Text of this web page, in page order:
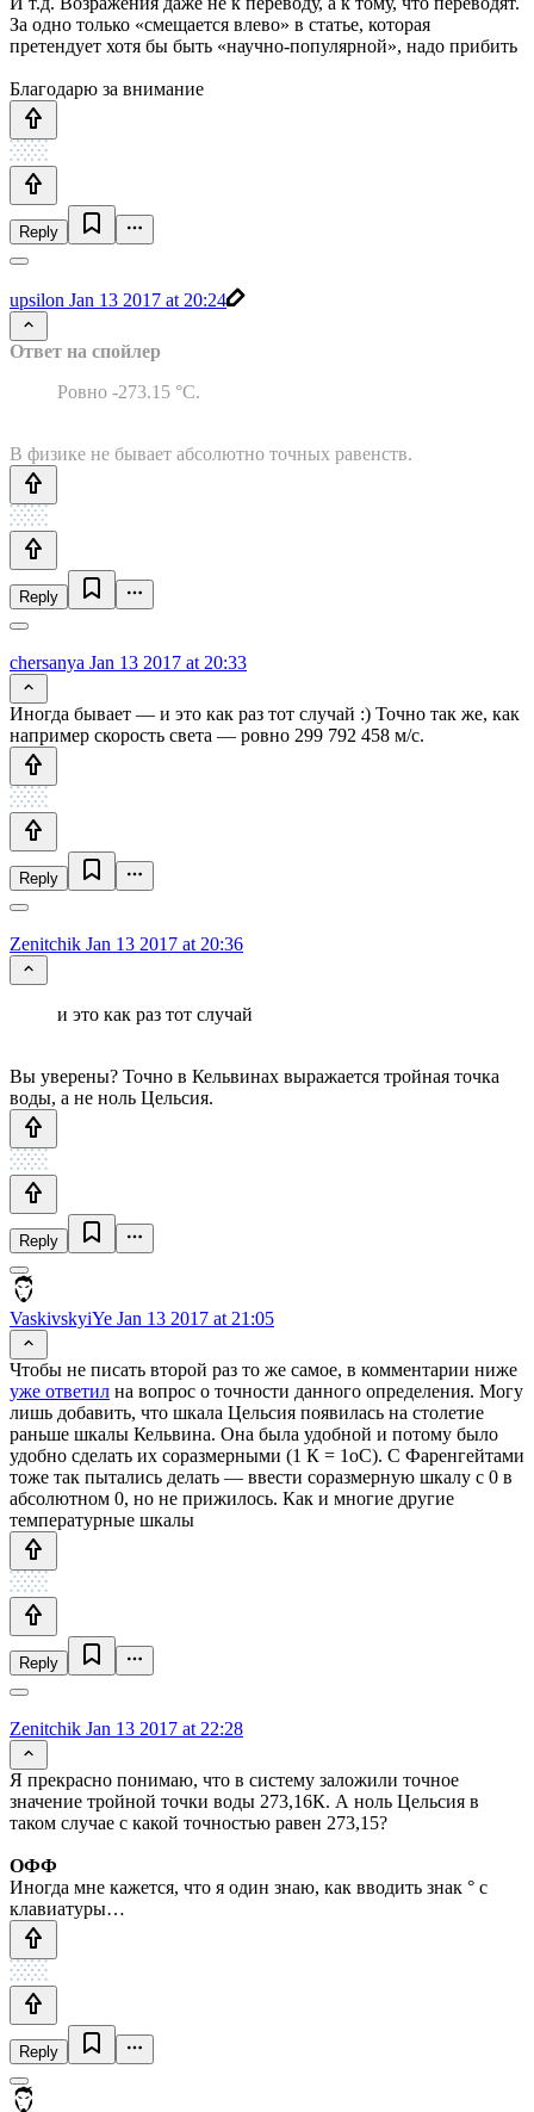
За одно только «смещается влево» в статье, которая
претендует хотя бы быть «научно-популярной», надо прибить
Благодарю за внимание
Reply
upsilon Jan 13 2017 at 20:24
Ответ на спойлер
Ровно -273.15 °С.
В физике не бывает абсолютно точных равенств.
Reply
chersanya Jan 13 2017 at 20:33
Иногда бывает — и это как раз тот случай :) Точно так же, как
например скорость света — ровно 299 792 458 м/с.
Reply
Zenitchik Jan 13 2017 at 20:36
и это как раз тот случай
Вы уверены? Точно в Кельвинах выражается тройная точка
воды, а не ноль Цельсия.
Reply
VaskivskyiYe Jan 13 2017 at 21:05
Чтобы не писать второй раз то же самое, в комментарии ниже
уже ответил на вопрос о точности данного определения. Могу
лишь добавить, что шкала Цельсия появилась на столетие
раньше шкалы Кельвина. Она была удобной и потому было
удобно сделать их соразмерными (1 К = 1оС). С Фаренгейтами
тоже так пытались делать — ввести соразмерную шкалу с 0 в
абсолютном 0, но не прижилось. Как и многие другие
температурные шкалы
Reply
Zenitchik Jan 13 2017 at 22:28
Я прекрасно понимаю, что в систему заложили точное
значение тройной точки воды 273,16К. А ноль Цельсия в
таком случае с какой точностью равен 273,15?
ОФФ
Иногда мне кажется, что я один знаю, как вводить знак ° с
клавиатуры…
Reply